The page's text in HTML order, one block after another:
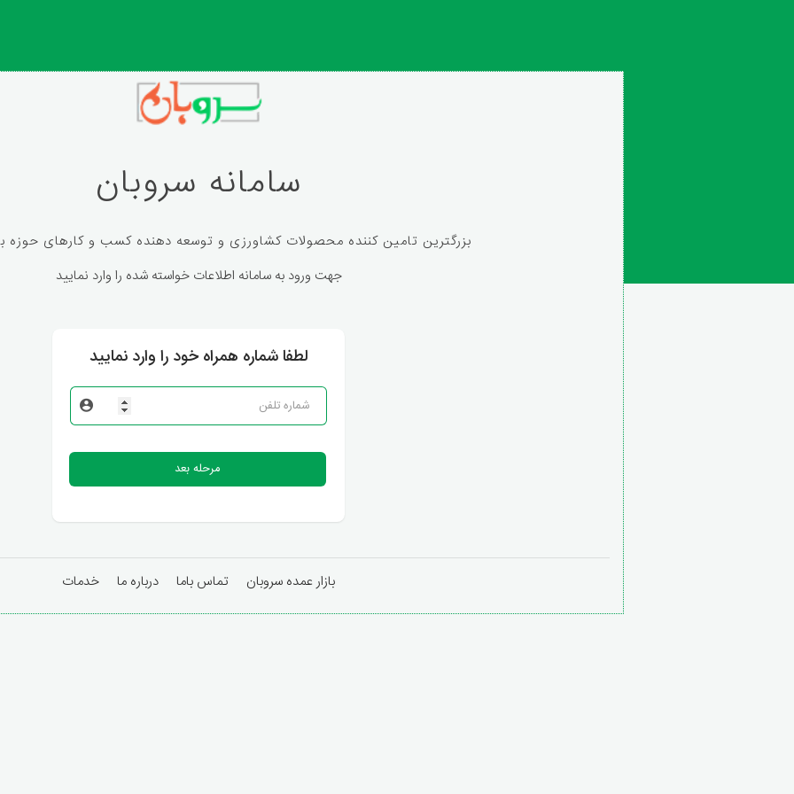
سامانه سروبان
بزرگترین تامین کننده محصولات کشاورزی و توسعه دهنده کسب و کارهای حوزه
جهت ورود به سامانه اطلاعات خواسته شده را وارد نمایید
لطفا شماره همراه خود را وارد نمایید
مرحله بعد
بازار عمده سروبان تماس باما درباره ما خدمات